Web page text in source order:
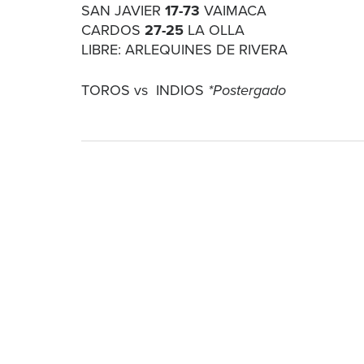
SAN JAVIER 17-73 VAIMACA
CARDOS 27-25 LA OLLA
LIBRE: ARLEQUINES DE RIVERA
TOROS vs INDIOS *Postergado